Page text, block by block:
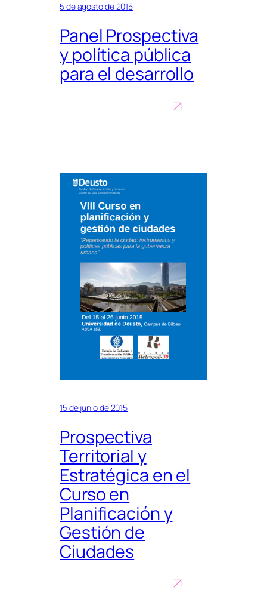
5 de agosto de 2015
Panel Prospectiva
y política pública
para el desarrollo
15 de junio de 2015
Prospectiva
Territorial y
Estratégica en el
Curso en
Planificación y
Gestión de
Ciudades